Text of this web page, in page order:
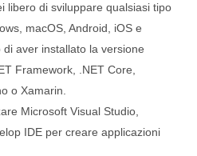
libero di sviluppare qualsiasi tipo
macOS, Android, iOS e
di aver installato la versione
Framework, .NET Core,
o Xamarin.
Microsoft Visual Studio,
IDE per creare applicazioni